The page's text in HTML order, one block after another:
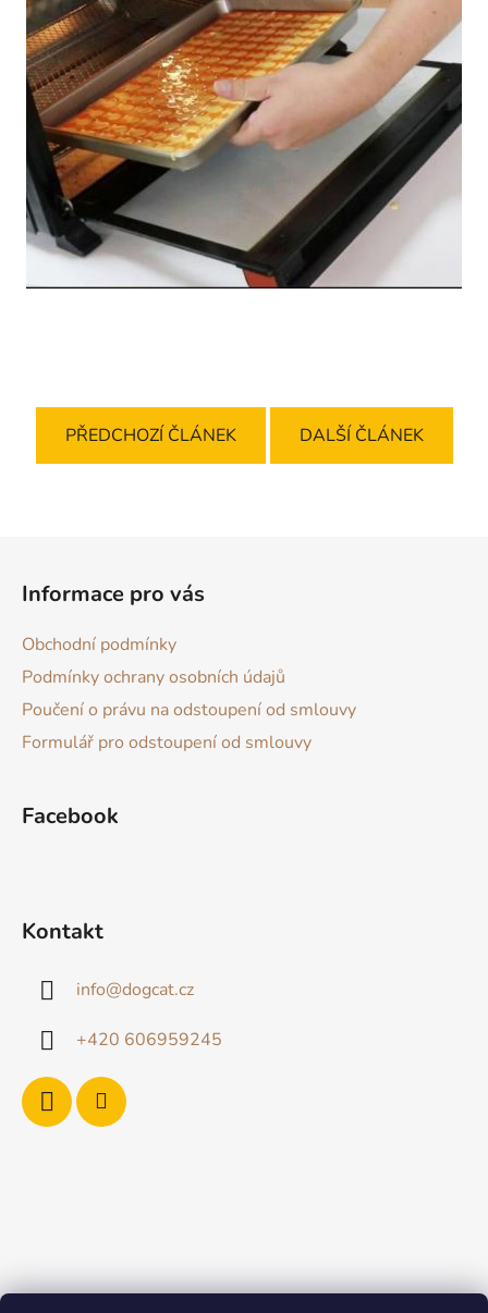
PŘEDCHOZÍ ČLÁNEK DALŠÍ ČLÁNEK
Informace pro vás
Obchodní podmínky
Podmínky ochrany osobních údajů
Poučení o právu na odstoupení od smlouvy
Formulář pro odstoupení od smlouvy
Facebook
Kontakt
info@dogcat.cz
+420 606959245